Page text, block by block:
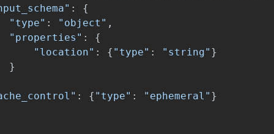
" :
{
" type" : " object " ,
" properties " :
{
" location" : { " type" : " string" }
}
" : { " type" : " ephemeral " }